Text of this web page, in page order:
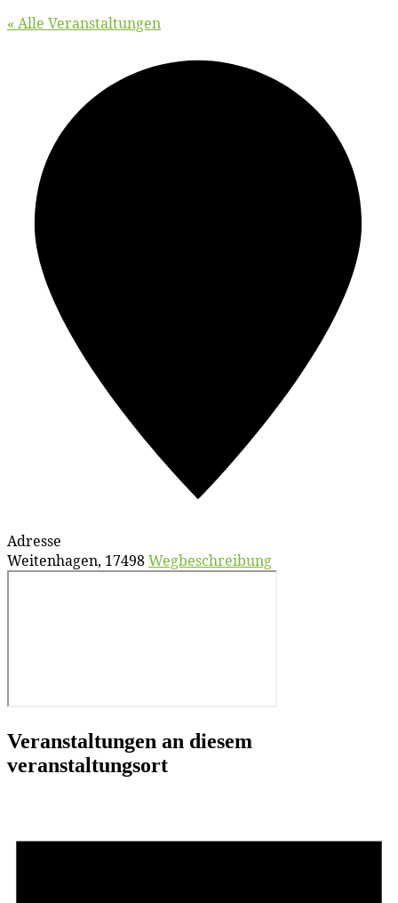
« Alle Veranstaltungen
Adresse
Weitenhagen, 17498Wegbeschreibung
Veranstaltungen an diesem
veranstaltungsort